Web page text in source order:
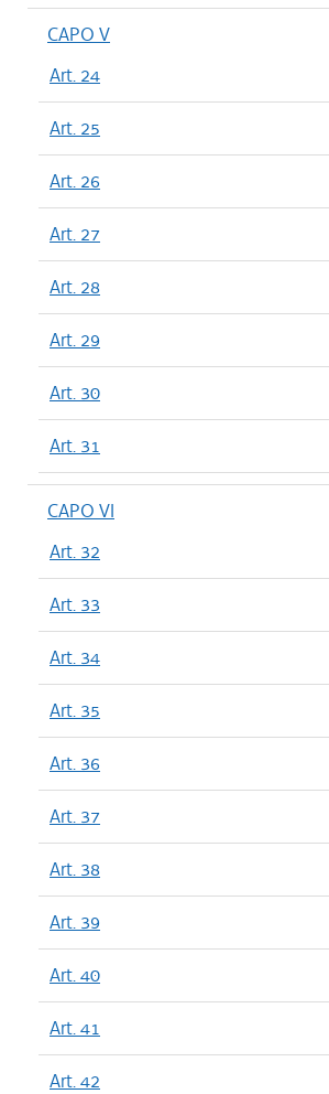
CAPO V
Art. 24
Art. 25
Art. 26
Art. 27
Art. 28
Art. 29
Art. 30
Art. 31
CAPO VI
Art. 32
Art. 33
Art. 34
Art. 35
Art. 36
Art. 37
Art. 38
Art. 39
Art. 40
Art. 41
Art. 42